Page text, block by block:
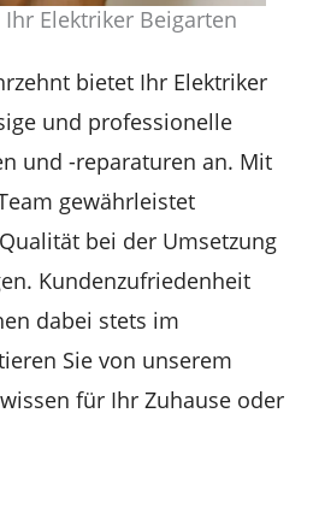
Ihr Elektriker Beigarten
bietet Ihr Elektriker
und professionelle
und -reparaturen an. Mit
gewährleistet
bei der Umsetzung
Kundenzufriedenheit
dabei stets im
Sie von unserem
für Ihr Zuhause oder